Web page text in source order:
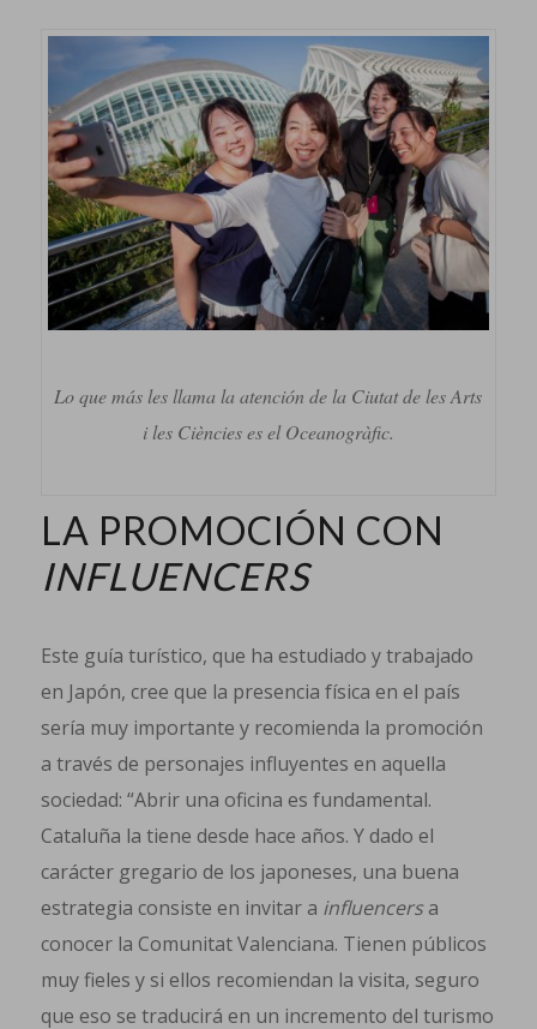
Lo que más les llama la atención de la Ciutat de les Arts
i les Ciències es el Oceanogràfic.
LA PROMOCIÓN CON
INFLUENCERS
Este guía turístico, que ha estudiado y trabajado
en Japón, cree que la presencia física en el país
sería muy importante y recomienda la promoción
a través de personajes influyentes en aquella
sociedad: “Abrir una oficina es fundamental.
Cataluña la tiene desde hace años. Y dado el
carácter gregario de los japoneses, una buena
estrategia consiste en invitar a influencersa
conocer la Comunitat Valenciana. Tienen públicos
muy fieles y si ellos recomiendan la visita, seguro
que eso se traducirá en un incremento del turismo